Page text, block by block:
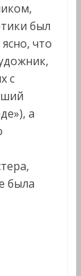
был
что
с
а
была